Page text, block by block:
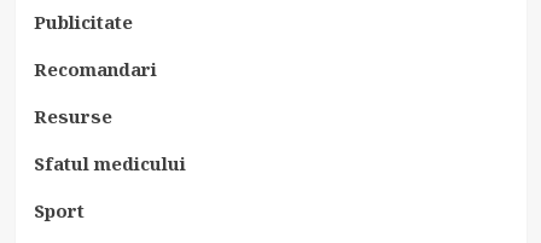
Publicitate
Recomandari
Resurse
Sfatul medicului
Sport